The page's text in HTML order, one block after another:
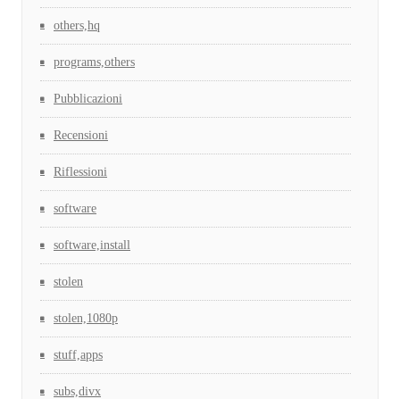
others,hq
programs,others
Pubblicazioni
Recensioni
Riflessioni
software
software,install
stolen
stolen,1080p
stuff,apps
subs,divx